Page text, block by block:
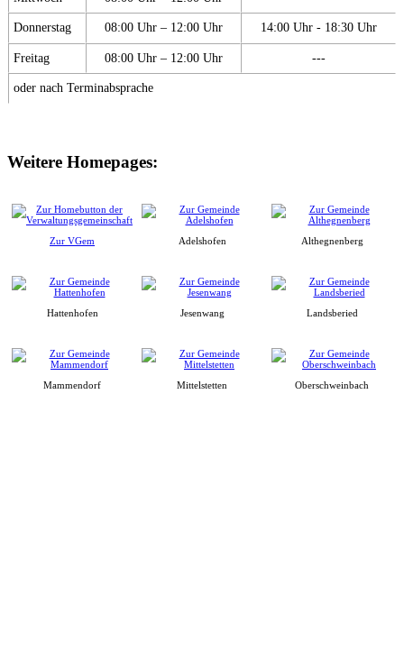
Donnerstag 08:00 Uhr – 12:00 Uhr 14:00 Uhr - 18:30 Uhr
Freitag 08:00 Uhr – 12:00 Uhr ---
oder nach Terminabsprache
Weitere Homepages:
Zur VGem Adelshofen Althegnenberg
Hattenhofen Jesenwang Landsberied
Mammendorf Mittelstetten Oberschweinbach